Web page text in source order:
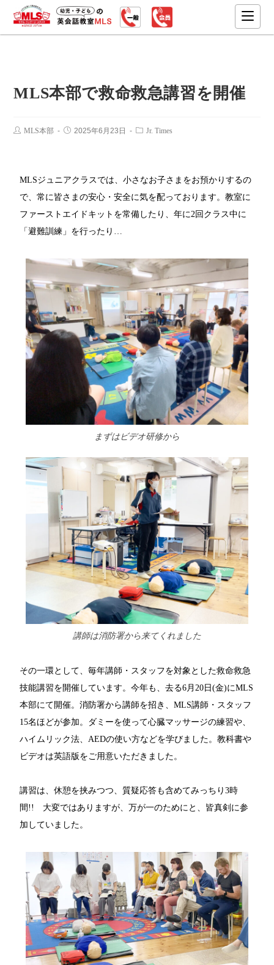
MLS本部で救命救急講習を開催
MLS本部 2025年6月23日 Jr. Times
MLSジュニアクラスでは、小さなお子さまをお預かりするの
で、常に皆さまの安心・安全に気を配っております。教室に
ファーストエイドキットを常備したり、年に2回クラス中に
「避難訓練」を行ったり…
まずはビデオ研修から
講師は消防署から来てくれました
その一環として、毎年講師・スタッフを対象とした救命救急
技能講習を開催しています。今年も、去る6月20日(金)にMLS
本部にて開催。消防署から講師を招き、MLS講師・スタッフ
15名ほどが参加。ダミーを使って心臓マッサージの練習や、
ハイムリック法、AEDの使い方などを学びました。教科書や
ビデオは英語版をご用意いただきました。
講習は、休憩を挟みつつ、質疑応答も含めてみっちり3時
間!! 大変ではありますが、万が一のためにと、皆真剣に参
加していました。